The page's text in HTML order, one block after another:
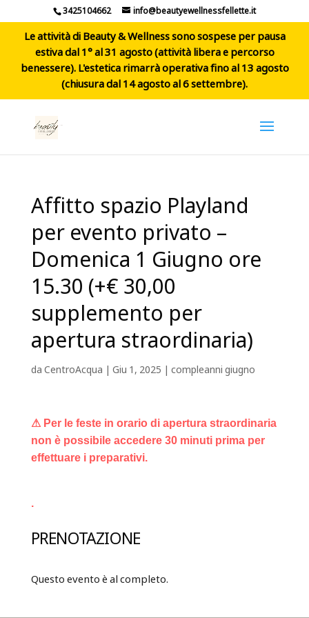
3425104662 info@beautyewellnessfellette.it
Le attività di Beauty & Wellness sono sospese per pausa
estiva dal 1° al 31 agosto (attività libera e percorso
benessere). L'estetica rimarrà operativa fino al 13 agosto
(chiusura dal 14 agosto al 6 settembre).
Affitto spazio Playland
per evento privato –
Domenica 1 Giugno ore
15.30 (+€ 30,00
supplemento per
apertura straordinaria)
daCentroAcqua | Giu 1, 2025 | compleanni giugno
⚠ Per le feste in orario di apertura straordinaria
non è possibile accedere 30 minuti prima per
effettuare i preparativi.
.
PRENOTAZIONE
Questo evento è al completo.